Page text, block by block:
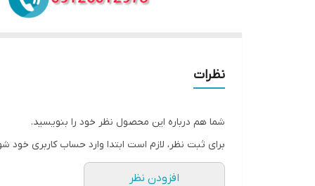
نظرات
شما هم درباره این محصول نظر خود را بنویسید.
برای ثبت نظر، لازم است ابتدا وارد حساب کاربری خود
افزودن نظر